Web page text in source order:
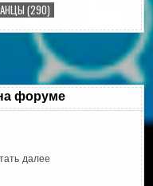
(290)
форуме
далее